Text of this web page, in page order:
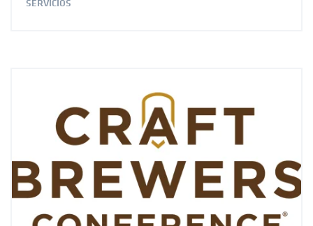
SERVICIOS